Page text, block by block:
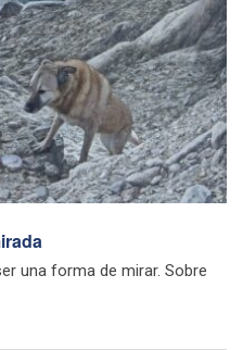
una forma de mirar. Sobre